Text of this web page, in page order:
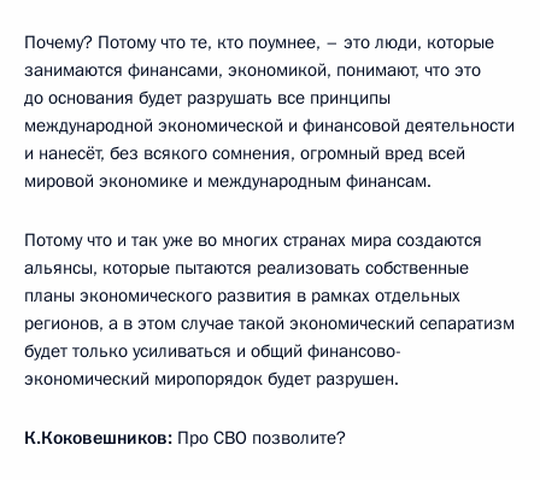
Почему? Потому что те, кто поумнее, – это люди, которые
занимаются финансами, экономикой, понимают, что это
до основания будет разрушать все принципы
международной экономической и финансовой деятельности
и нанесёт, без всякого сомнения, огромный вред всей
мировой экономике и международным финансам.
Потому что и так уже во многих странах мира создаются
альянсы, которые пытаются реализовать собственные
планы экономического развития в рамках отдельных
регионов, а в этом случае такой экономический сепаратизм
будет только усиливаться и общий финансово-
экономический миропорядок будет разрушен.
К.Коковешников: Про СВО позволите?